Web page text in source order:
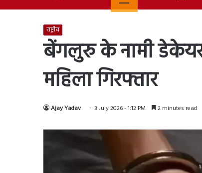
राष्ट्रीय
बेंगलुरु के नामी डेकेयर
महिला गिरफ्तार
Ajay Yadav 3 July 2026 - 1:12 PM 2 minutes read